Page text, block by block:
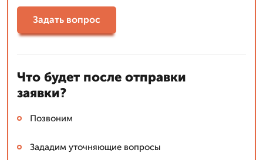
Задать вопрос
Что будет после отправки
заявки?
Позвоним
Зададим уточняющие вопросы